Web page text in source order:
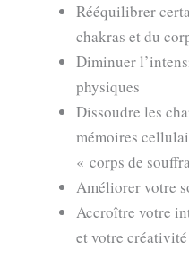
Rééquilibrer
chakras et du
Diminuer
physiques
Dissoudre les
mémoires
« corps de
Améliorer votre
Accroître votre
et votre créativité